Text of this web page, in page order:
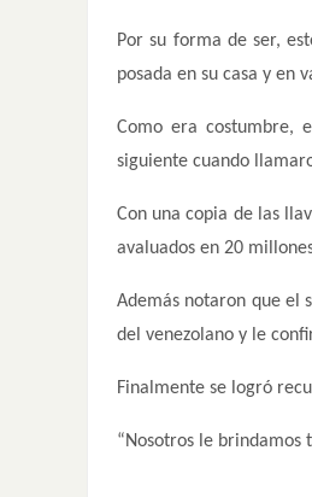
Por su forma de ser,
posada en su casa y en
Como era costumbre,
siguiente cuando
Con una copia de las
avaluados en 20
Además notaron que el
del venezolano y le
Finalmente se logró
“Nosotros le brindamos